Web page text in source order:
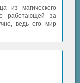
из магического
работающей за
ведь его мир